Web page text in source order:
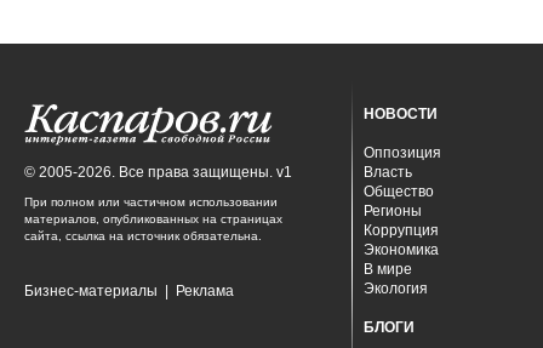
© 2005-2026. Все права защищены. v1
При полном или частичном использовании
материалов, опубликованных на страницах
сайта, ссылка на источник обязательна.
Бизнес-материалы Реклама
НОВОСТИ
Оппозиция
Власть
Общество
Регионы
Коррупция
Экономика
В мире
Экология
БЛОГИ